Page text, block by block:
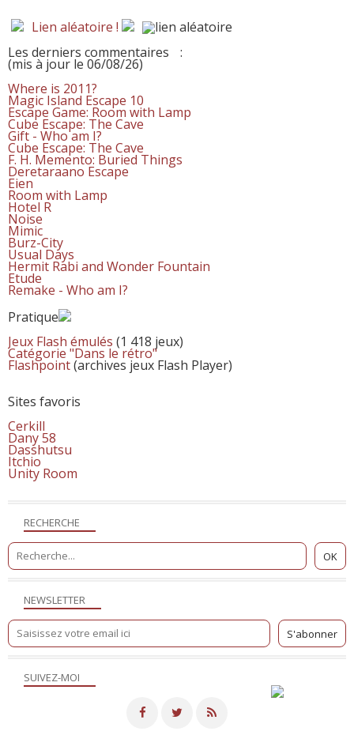
NEWSLETTER
SUIVEZ-MOI
RECHERCHE
Lien aléatoire !
Les derniers commentaires
:
(mis à jour le 06/08/26)
Where is 2011?
Magic Island Escape 10
Escape Game: Room with Lamp
Cube Escape: The Cave
Gift - Who am I?
Cube Escape: The Cave
F. H. Memento: Buried Things
Deretaraano Escape
Eien
Room with Lamp
Hotel R
Noise
Mimic
Burz-City
Usual Days
Hermit Rabi and Wonder Fountain
Etude
Remake - Who am I?
Pratique
Jeux Flash émulés (1 418 jeux)
Catégorie "Dans le rétro"
Flashpoint(archives jeux Flash Player)
Sites favoris
Cerkill
Dany 58
Dasshutsu
Itchio
Unity Room